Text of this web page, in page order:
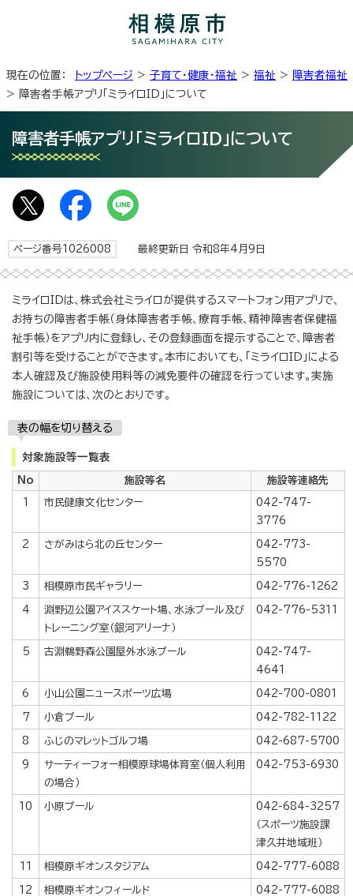
現在の位置： トップページ > 子育て・健康・福祉 > 福祉 > 障害者福祉
> 障害者手帳アプリ「ミライロID」について
障害者手帳アプリ「ミライロID」について
ページ番号1026008 最終更新日 令和8年4月9日
ミライロIDは、株式会社ミライロが提供するスマートフォン用アプリで、
お持ちの障害者手帳（身体障害者手帳、療育手帳、精神障害者保健福
祉手帳）をアプリ内に登録し、その登録画面を提示することで、障害者
割引等を受けることができます。本市においても、「ミライロID」による
本人確認及び施設使用料等の減免要件の確認を行っています。実施
施設については、次のとおりです。
表の幅を切り替える
対象施設等一覧表
No 施設等名 施設等連絡先
1 市民健康文化センター
042-747-
3776
2 さがみはら北の丘センター
042-773-
5570
3 相模原市民ギャラリー 042-776-1262
4
淵野辺公園アイススケート場、水泳プール及び
トレーニング室（銀河アリーナ）
042-776-5311
5 古淵鵜野森公園屋外水泳プール
042-747-
4641
6 小山公園ニュースポーツ広場 042-700-0801
7 小倉プール 042-782-1122
8 ふじのマレットゴルフ場 042-687-5700
9
サーティーフォー相模原球場体育室（個人利用
の場合）
042-753-6930
10 小原プール
042-684-3257
（スポーツ施設課
津久井地域班）
11 相模原ギオンスタジアム 042-777-6088
12 相模原ギオンフィールド 042-777-6088